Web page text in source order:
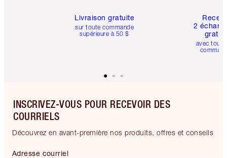
Livraison gratuite
sur toute commande
supérieure à 50 $
2
avec
INSCRIVEZ-VOUS POUR RECEVOIR DES
COURRIELS
Découvrez en avant-première nos produits, offres et conseils
Adresse courriel